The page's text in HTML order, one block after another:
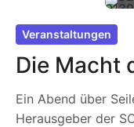
Veranstaltungen
Die Macht
Ein Abend über
Herausgeber der